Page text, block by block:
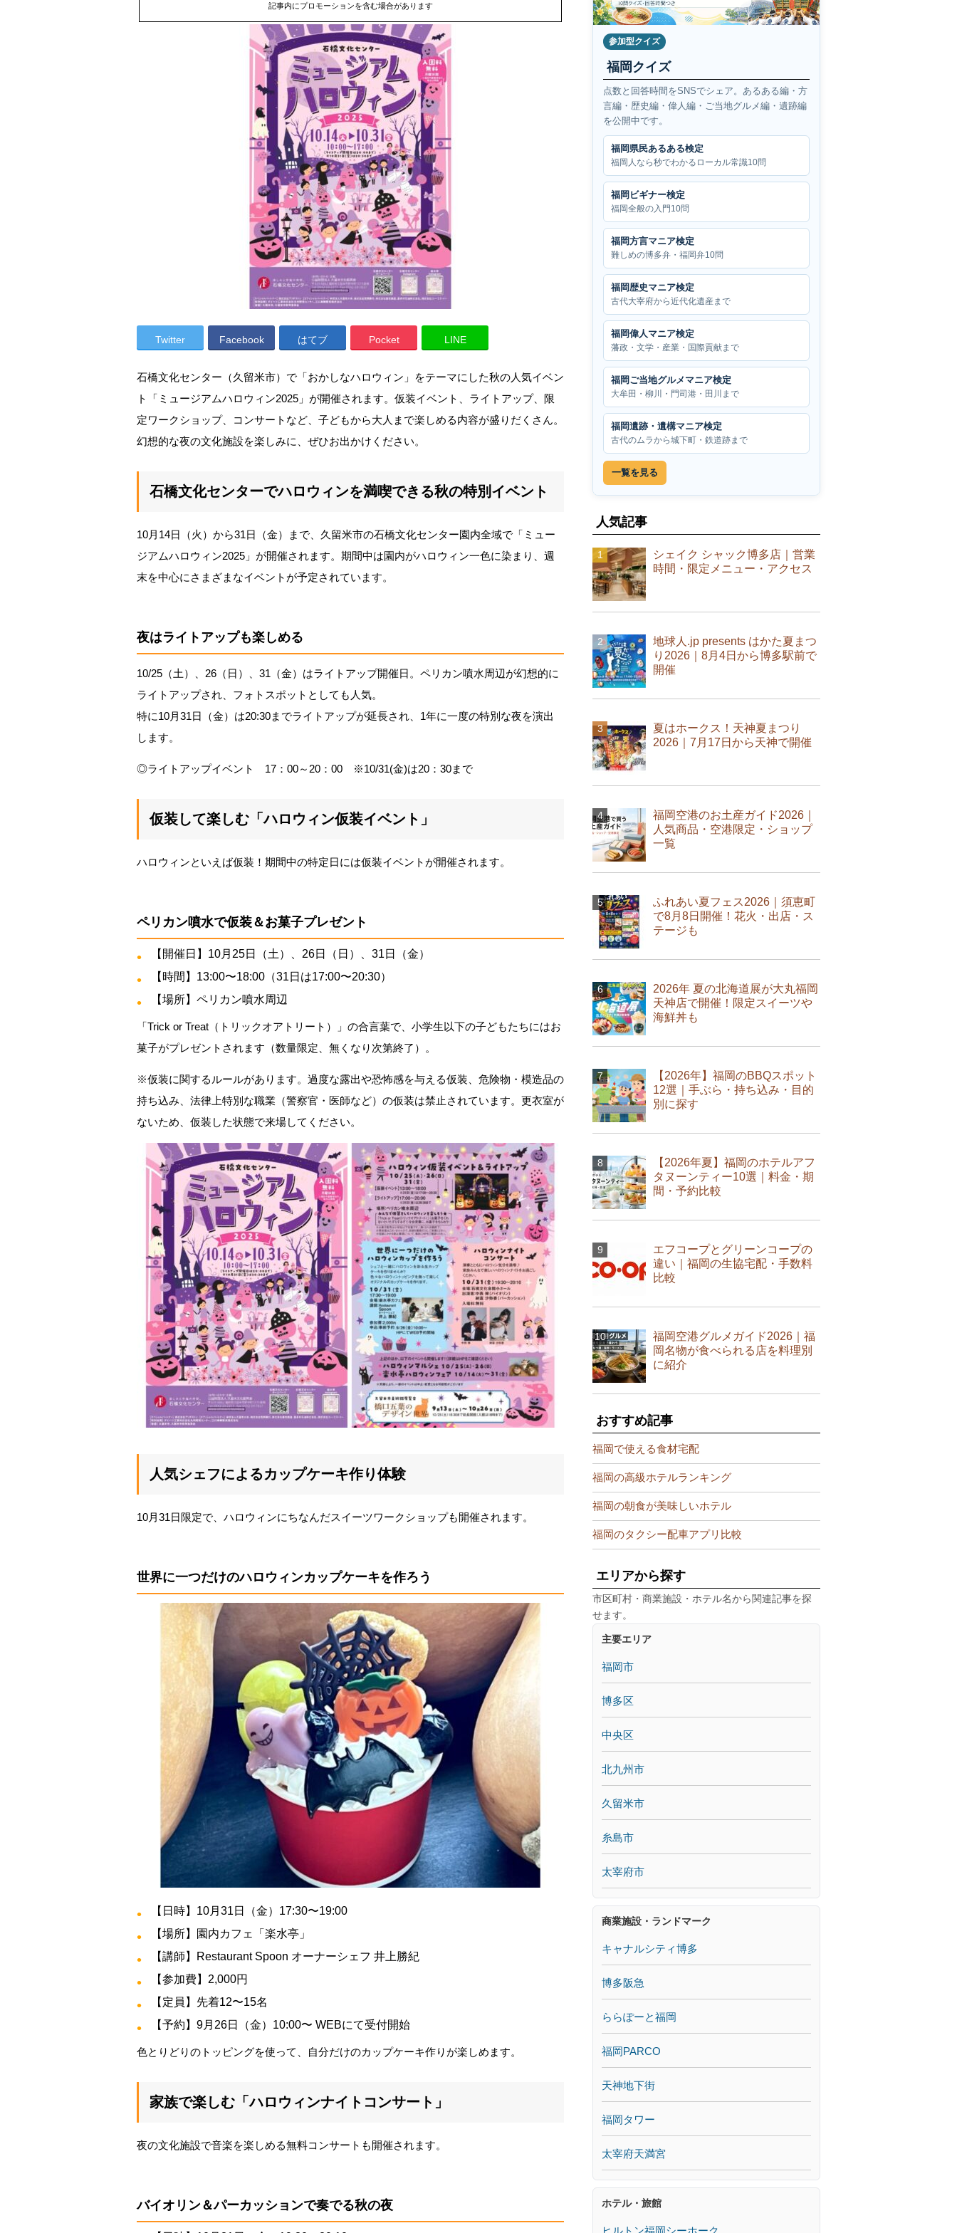
記事内にプロモーションを含む場合があります
Twitter Facebook はてブ Pocket LINE
石橋文化センター（久留米市）で「おかしなハロウィン」をテーマにした秋の人気イベン
ト「ミュージアムハロウィン2025」が開催されます。仮装イベント、ライトアップ、限
定ワークショップ、コンサートなど、子どもから大人まで楽しめる内容が盛りだくさん。
幻想的な夜の文化施設を楽しみに、ぜひお出かけください。
石橋文化センターでハロウィンを満喫できる秋の特別イベント
10月14日（火）から31日（金）まで、久留米市の石橋文化センター園内全域で「ミュー
ジアムハロウィン2025」が開催されます。期間中は園内がハロウィン一色に染まり、週
末を中心にさまざまなイベントが予定されています。
夜はライトアップも楽しめる
10/25（土）、26（日）、31（金）はライトアップ開催日。ペリカン噴水周辺が幻想的に
ライトアップされ、フォトスポットとしても人気。
特に10月31日（金）は20:30までライトアップが延長され、1年に一度の特別な夜を演出
します。
◎ライトアップイベント 17：00～20：00 ※10/31(金)は20：30まで
仮装して楽しむ「ハロウィン仮装イベント」
ハロウィンといえば仮装！期間中の特定日には仮装イベントが開催されます。
ペリカン噴水で仮装＆お菓子プレゼント
【開催日】10月25日（土）、26日（日）、31日（金）
【時間】13:00〜18:00（31日は17:00〜20:30）
【場所】ペリカン噴水周辺
「Trick or Treat（トリックオアトリート）」の合言葉で、小学生以下の子どもたちにはお
菓子がプレゼントされます（数量限定、無くなり次第終了）。
※仮装に関するルールがあります。過度な露出や恐怖感を与える仮装、危険物・模造品の
持ち込み、法律上特別な職業（警察官・医師など）の仮装は禁止されています。更衣室が
ないため、仮装した状態で来場してください。
人気シェフによるカップケーキ作り体験
10月31日限定で、ハロウィンにちなんだスイーツワークショップも開催されます。
世界に一つだけのハロウィンカップケーキを作ろう
【日時】10月31日（金）17:30〜19:00
【場所】園内カフェ「楽水亭」
【講師】Restaurant Spoon オーナーシェフ 井上勝紀
【参加費】2,000円
【定員】先着12〜15名
【予約】9月26日（金）10:00〜 WEBにて受付開始
色とりどりのトッピングを使って、自分だけのカップケーキ作りが楽しめます。
家族で楽しむ「ハロウィンナイトコンサート」
夜の文化施設で音楽を楽しめる無料コンサートも開催されます。
バイオリン＆パーカッションで奏でる秋の夜
参加型クイズ
福岡クイズ
点数と回答時間をSNSでシェア。あるある編・方
言編・歴史編・偉人編・ご当地グルメ編・遺跡編
を公開中です。
福岡県民あるある検定
福岡人なら秒でわかるローカル常識10問
福岡ビギナー検定
福岡全般の入門10問
福岡方言マニア検定
難しめの博多弁・福岡弁10問
福岡歴史マニア検定
古代大宰府から近代化遺産まで
福岡偉人マニア検定
藩政・文学・産業・国際貢献まで
福岡ご当地グルメマニア検定
大牟田・柳川・門司港・田川まで
福岡遺跡・遺構マニア検定
古代のムラから城下町・鉄道跡まで
一覧を見る
人気記事
シェイク シャック博多店｜営業
時間・限定メニュー・アクセス
地球人.jp presents はかた夏まつ
り2026｜8月4日から博多駅前で
開催
夏はホークス！天神夏まつり
2026｜7月17日から天神で開催
福岡空港のお土産ガイド2026｜
人気商品・空港限定・ショップ
一覧
ふれあい夏フェス2026｜須恵町
で8月8日開催！花火・出店・ス
テージも
2026年 夏の北海道展が大丸福岡
天神店で開催！限定スイーツや
海鮮丼も
【2026年】福岡のBBQスポット
12選｜手ぶら・持ち込み・目的
別に探す
【2026年夏】福岡のホテルアフ
タヌーンティー10選｜料金・期
間・予約比較
エフコープとグリーンコープの
違い｜福岡の生協宅配・手数料
比較
福岡空港グルメガイド2026｜福
岡名物が食べられる店を料理別
に紹介
おすすめ記事
福岡で使える食材宅配
福岡の高級ホテルランキング
福岡の朝食が美味しいホテル
福岡のタクシー配車アプリ比較
エリアから探す
市区町村・商業施設・ホテル名から関連記事を探
せます。
主要エリア
福岡市
博多区
中央区
北九州市
久留米市
糸島市
太宰府市
商業施設・ランドマーク
キャナルシティ博多
博多阪急
ららぽーと福岡
福岡PARCO
天神地下街
福岡タワー
太宰府天満宮
ホテル・旅館
ヒルトン福岡シーホーク